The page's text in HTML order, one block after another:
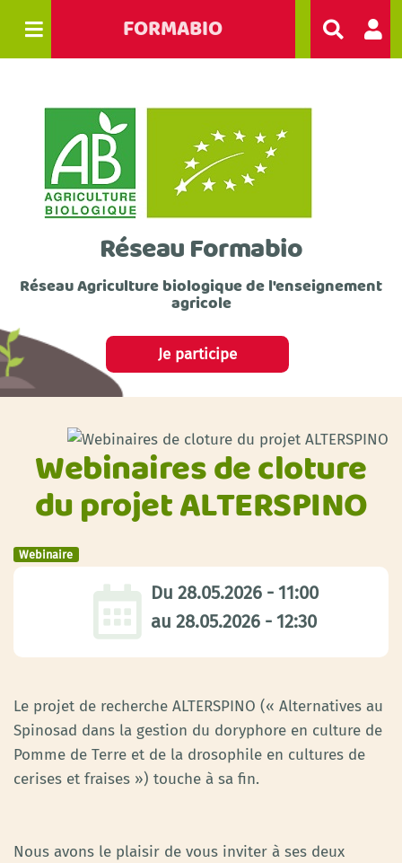
FORMABIO
Réseau Formabio
Réseau Agriculture biologique de l'enseignement
agricole
Je participe
Webinaires de cloture
du projet ALTERSPINO
Webinaire
Du 28.05.2026 - 11:00
au 28.05.2026 - 12:30
Le projet de recherche ALTERSPINO (« Alternatives au
Spinosad dans la gestion du doryphore en culture de
Pomme de Terre et de la drosophile en cultures de
cerises et fraises ») touche à sa fin.
Nous avons le plaisir de vous inviter à ses deux